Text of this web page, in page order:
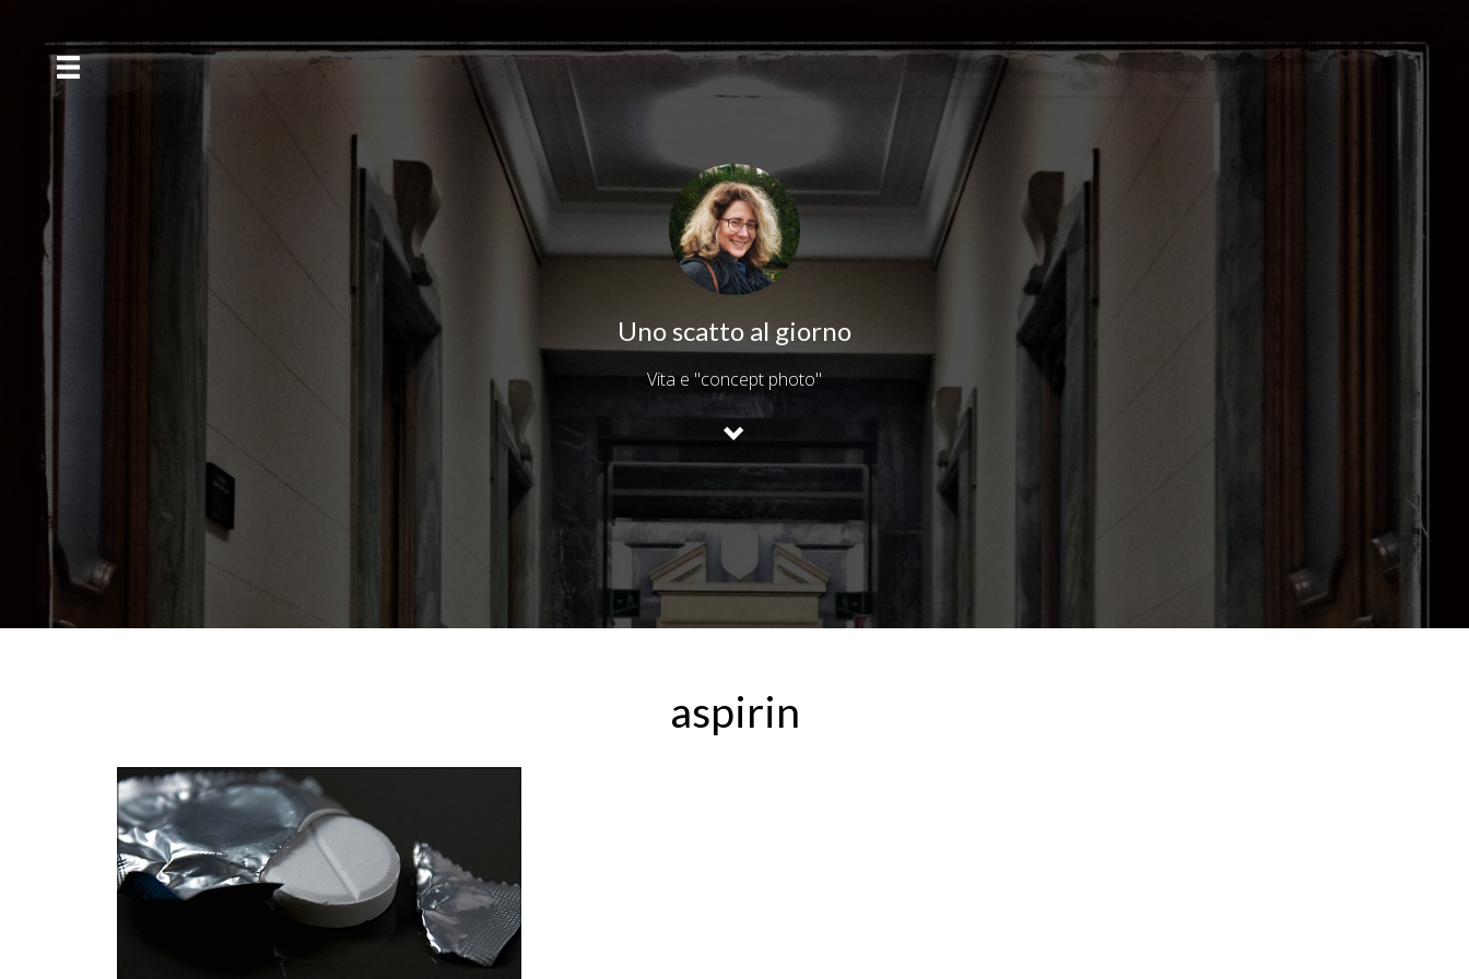
Uno scatto al giorno
Vita e "concept photo"
aspirin